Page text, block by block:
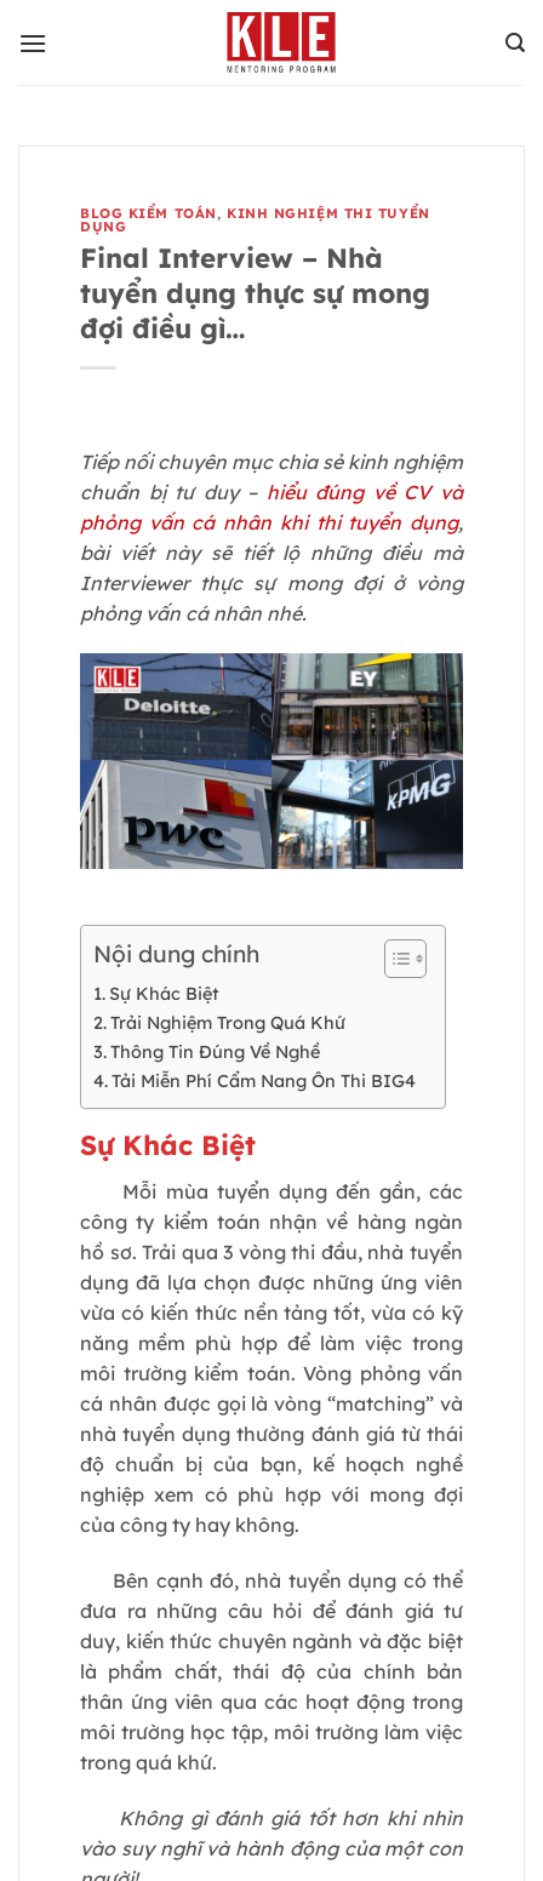
qua
BLOG KIỂM TOÁN, KINH NGHIỆM THI TUYỂN
DỤNG
Final Interview – Nhà
tuyển dụng thực sự mong
đợi điều gì…
Tiếp nối chuyên mục chia sẻ kinh nghiệm
chuẩn bị tư duy – hiểu đúng về CV và
phỏng vấn cá nhân khi thi tuyển dụng,
bài viết này sẽ tiết lộ những điều mà
Interviewer thực sự mong đợi ở vòng
phỏng vấn cá nhân nhé.
Nội dung chính
Sự Khác Biệt
Trải Nghiệm Trong Quá Khứ
Thông Tin Đúng Về Nghề
Tải Miễn Phí Cẩm Nang Ôn Thi BIG4
Sự Khác Biệt
Mỗi mùa tuyển dụng đến gần, các
công ty kiểm toán nhận về hàng ngàn
hồ sơ. Trải qua 3 vòng thi đầu, nhà tuyển
dụng đã lựa chọn được những ứng viên
vừa có kiến thức nền tảng tốt, vừa có kỹ
năng mềm phù hợp để làm việc trong
môi trường kiểm toán. Vòng phỏng vấn
cá nhân được gọi là vòng “matching” và
nhà tuyển dụng thường đánh giá từ thái
độ chuẩn bị của bạn, kế hoạch nghề
nghiệp xem có phù hợp với mong đợi
của công ty hay không.
Bên cạnh đó, nhà tuyển dụng có thể
đưa ra những câu hỏi để đánh giá tư
duy, kiến thức chuyên ngành và đặc biệt
là phẩm chất, thái độ của chính bản
thân ứng viên qua các hoạt động trong
môi trường học tập, môi trường làm việc
trong quá khứ.
Không gì đánh giá tốt hơn khi nhìn
vào suy nghĩ và hành động của một con